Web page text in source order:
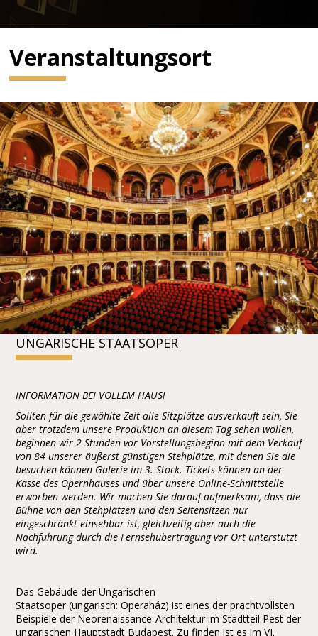
Veranstaltungsort
UNGARISCHE STAATSOPER
INFORMATION BEI VOLLEM HAUS!
Sollten für die gewählte Zeit alle Sitzplätze ausverkauft sein, Sie
aber trotzdem unsere Produktion an diesem Tag sehen wollen,
beginnen wir 2 Stunden vor Vorstellungsbeginn mit dem Verkauf
von 84 unserer äußerst günstigen Stehplätze, mit denen Sie die
besuchen können Galerie im 3. Stock. Tickets können an der
Kasse des Opernhauses und über unsere Online-Schnittstelle
erworben werden. Wir machen Sie darauf aufmerksam, dass die
Bühne von den Stehplätzen und den Seitensitzen nur
eingeschränkt einsehbar ist, gleichzeitig aber auch die
Nachführung durch die Fernsehübertragung vor Ort unterstützt
wird.
Das Gebäude der Ungarischen
Staatsoper (ungarisch: Operaház) ist eines der prachtvollsten
Beispiele der Neorenaissance-Architektur im Stadtteil Pest der
ungarischen Hauptstadt Budapest. Zu finden ist es im VI.